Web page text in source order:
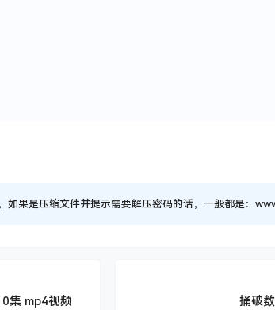
如果是压缩文件并提示需要解压密码的话，一般都是：
集 mp4视频 捅破